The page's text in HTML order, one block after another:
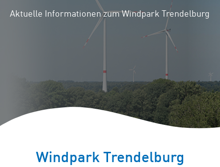
Windpark Trendelburg
Aktuelle Informationen zum Windpark Trendelburg